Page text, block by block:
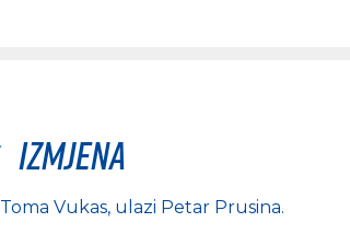
Izmjena
Toma Vukas, ulazi Petar Prusina.